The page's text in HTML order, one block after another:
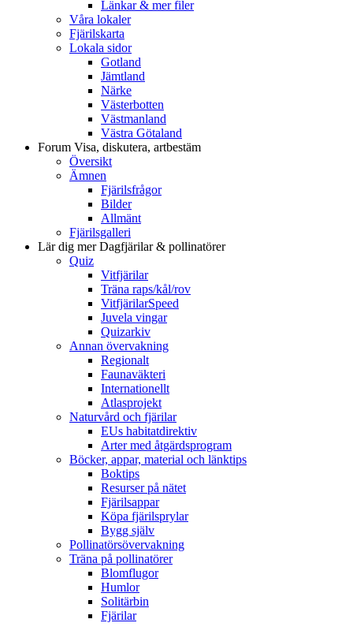
Länkar & mer filer
Våra lokaler
Fjärilskarta
Lokala sidor
Gotland
Jämtland
Närke
Västerbotten
Västmanland
Västra Götaland
Forum Visa, diskutera, artbestäm
Översikt
Ämnen
Fjärilsfrågor
Bilder
Allmänt
Fjärilsgalleri
Lär dig merDagfjärilar & pollinatörer
Quiz
Vitfjärilar
Träna raps/kål/rov
VitfjärilarSpeed
Juvela vingar
Quizarkiv
Annan övervakning
Regionalt
Faunaväkteri
Internationellt
Atlasprojekt
Naturvård och fjärilar
EUs habitatdirektiv
Arter med åtgärdsprogram
Böcker, appar, material och länktips
Boktips
Resurser på nätet
Fjärilsappar
Köpa fjärilsprylar
Bygg själv
Pollinatörsövervakning
Träna på pollinatörer
Blomflugor
Humlor
Solitärbin
Fjärilar